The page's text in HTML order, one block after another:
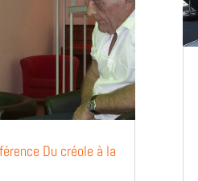
Du créole à la